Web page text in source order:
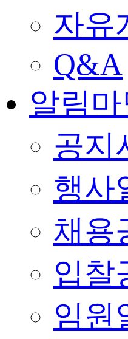
자유
Q&A
알림
공지
행사
채용
입찰
임원